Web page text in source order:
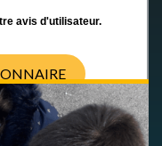
avis d'utilisateur.